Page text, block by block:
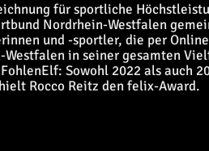
für sportliche
Nordrhein-Westfalen
und -sportler, die per
in seiner gesamten
Sowohl 2022 als auch
Rocco Reitz den felix-Award.